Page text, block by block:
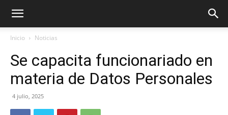
Inicio Noticias
Se capacita funcionariado en
materia de Datos Personales
4 julio, 2025